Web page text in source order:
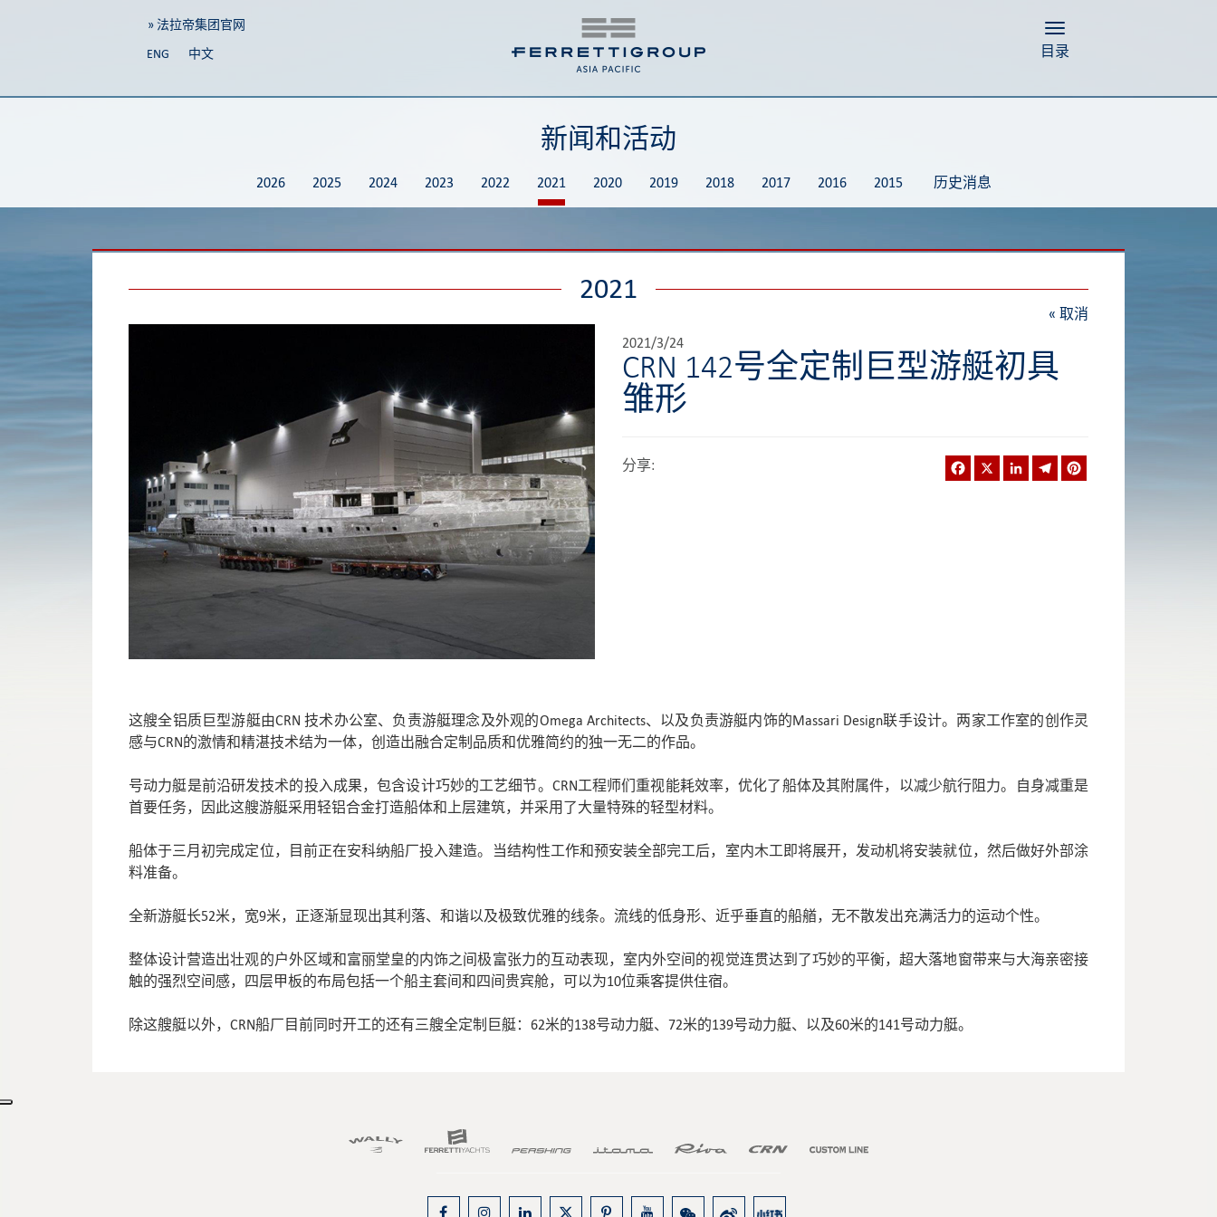
» 法拉帝集团官网
ENG
中文
Toggle navigation
目录
新闻和活动
2026 2025 2024 2023 2022 2021 2020 2019 2018 2017 2016 2015 历史消息
2021
« 取消
2021/3/24
CRN 142号全定制巨型游艇初具
雏形
分享: Facebook LinkedInTelegram
这艘全铝质巨型游艇由CRN 技术办公室、负责游艇理念及外观的Omega Architects、以及负责游艇内饰的Massari Design联手设计。两家工作室的创作灵
感与CRN的激情和精湛技术结为一体，创造出融合定制品质和优雅简约的独一无二的作品。
号动力艇是前沿研发技术的投入成果，包含设计巧妙的工艺细节。CRN工程师们重视能耗效率，优化了船体及其附属件，以减少航行阻力。自身减重是
首要任务，因此这艘游艇采用轻铝合金打造船体和上层建筑，并采用了大量特殊的轻型材料。
船体于三月初完成定位，目前正在安科纳船厂投入建造。当结构性工作和预安装全部完工后，室内木工即将展开，发动机将安装就位，然后做好外部涂
料准备。
全新游艇长52米，宽9米，正逐渐显现出其利落、和谐以及极致优雅的线条。流线的低身形、近乎垂直的船艏，无不散发出充满活力的运动个性。
整体设计营造出壮观的户外区域和富丽堂皇的内饰之间极富张力的互动表现，室内外空间的视觉连贯达到了巧妙的平衡，超大落地窗带来与大海亲密接
触的强烈空间感，四层甲板的布局包括一个船主套间和四间贵宾舱，可以为10位乘客提供住宿。
除这艘艇以外，CRN船厂目前同时开工的还有三艘全定制巨艇：62米的138号动力艇、72米的139号动力艇、以及60米的141号动力艇。